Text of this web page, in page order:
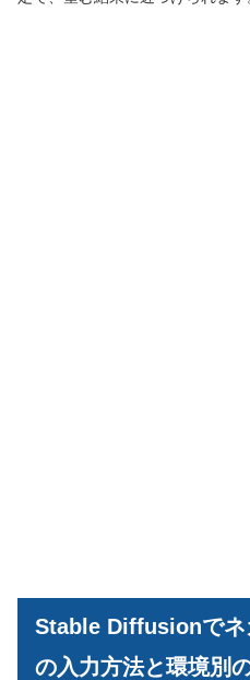
Stable Diffusionでネ
の入力方法と環境別